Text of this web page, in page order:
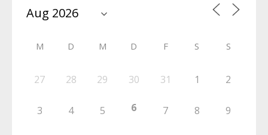
M D M D F S S
27 28 29 30 31 1 2
3 4 5 6 7 8 9